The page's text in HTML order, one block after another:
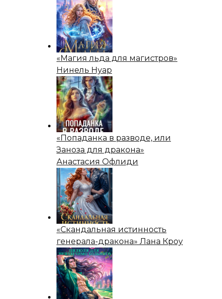
«Магия льда для магистров»
Нинель Нуар
«Попаданка в разводе, или
Заноза для дракона»
Анастасия Офлиди
«Скандальная истинность
генерала-дракона» Лана Кроу